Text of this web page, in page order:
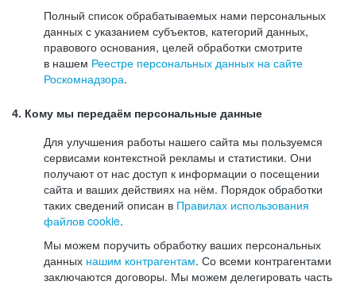
Полный список обрабатываемых нами персональных
данных с указанием субъектов, категорий данных,
правового основания, целей обработки смотрите
в нашем Реестре персональных данных на сайте
Роскомнадзора.
4. Кому мы передаём персональные данные
Для улучшения работы нашего сайта мы пользуемся
сервисами контекстной рекламы и статистики. Они
получают от нас доступ к информации о посещении
сайта и ваших действиях на нём. Порядок обработки
таких сведений описан в Правилах использования
файлов cookie.
Мы можем поручить обработку ваших персональных
данных нашим контрагентам. Со всеми контрагентами
заключаются договоры. Мы можем делегировать часть